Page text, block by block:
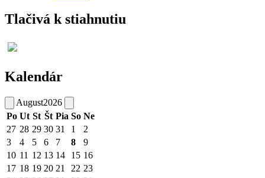
Tlačivá k stiahnutiu
Kalendár
August2026
Po Ut St Št Pia So Ne
27 28 29 30 31 1
2
3
4 5 6 7 8
9
10 11 12 13 14 15 16
17 18 19 20 21 22 23